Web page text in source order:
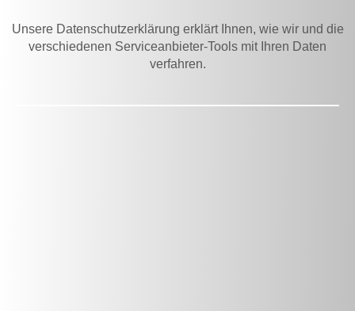
Unsere Datenschutzerklärung erklärt Ihnen, wie wir und die
verschiedenen Serviceanbieter-Tools mit Ihren Daten
verfahren.